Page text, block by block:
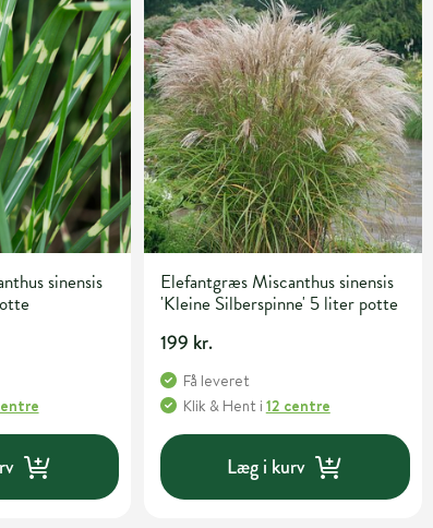
sinensis
Elefantgræs Miscanthus sinensis
'Kleine Silberspinne' 5 liter potte
199 kr.
Få leveret
Klik & Hent i 12 centre
Læg i kurv